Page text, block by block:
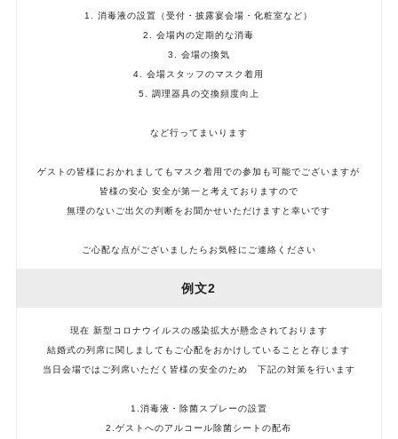
1. 消毒液の設置（受付・披露宴会場・化粧室など）
2. 会場内の定期的な消毒
3. 会場の換気
4. 会場スタッフのマスク着用
5. 調理器具の交換頻度向上
など行ってまいります
ゲストの皆様におかれましてもマスク着用での参加も可能でございますが
皆様の安心 安全が第一と考えておりますので
無理のないご出欠の判断をお聞かせいただけますと幸いです
ご心配な点がございましたらお気軽にご連絡ください
例文2
現在 新型コロナウイルスの感染拡大が懸念されております
結婚式の列席に関しましてもご心配をおかけしていることと存じます
当日会場ではご列席いただく皆様の安全のため 下記の対策を行います
1.消毒液・除菌スプレーの設置
2.ゲストへのアルコール除菌シートの配布